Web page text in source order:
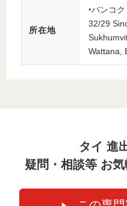
所在地
‣バンコク
32/29
Wattana,
タイ 進
疑問・相談等 お気